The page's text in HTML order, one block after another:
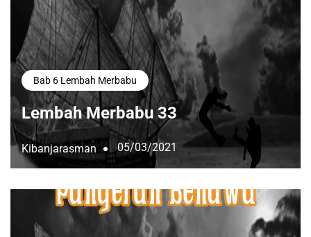
Bab 6 Lembah Merbabu
Lembah Merbabu 33
Kibanjarasman 05/03/2021